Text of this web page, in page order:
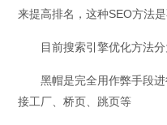
来提高排名，这种SEO方法是
目前搜索引擎优化方法分
黑帽是完全用作弊手段进
接工厂、桥页、跳页等